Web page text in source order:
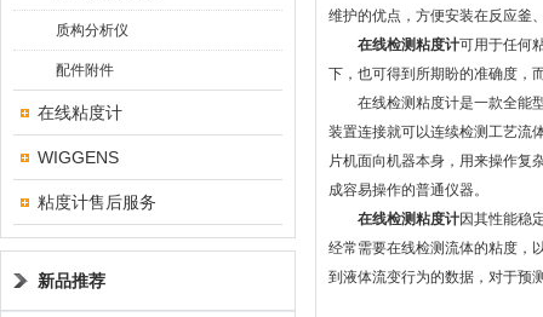
质构分析仪
配件附件
在线粘度计
WIGGENS
粘度计售后服务
新品推荐
维护的优点，方便安装在反应釜
在线检测粘度计可用于任何
下，也可得到所期盼的准确度，
在线检测粘度计是一款全能型
装置连接就可以连续检测工艺流
片机面向机器本身，用来操作复
成容易操作的普通仪器。
在线检测粘度计因其性能稳
经常需要在线检测流体的粘度，
到液体流变行为的数据，对于预